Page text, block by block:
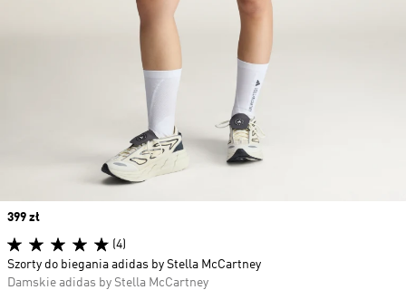
Price
399 zł
(4)
Szorty do biegania adidas by Stella McCartney
Damskie adidas by Stella McCartney